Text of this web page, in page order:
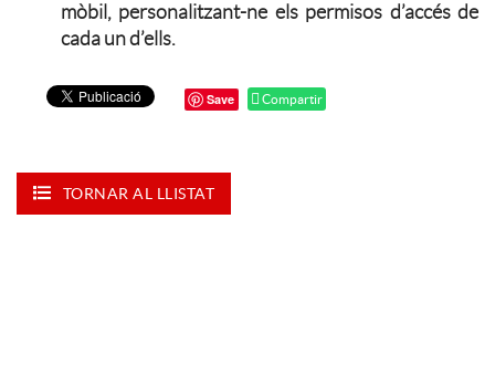
mòbil, personalitzant-ne els permisos d’accés de
cada un d’ells.
Save Compartir
TORNAR AL LLISTAT